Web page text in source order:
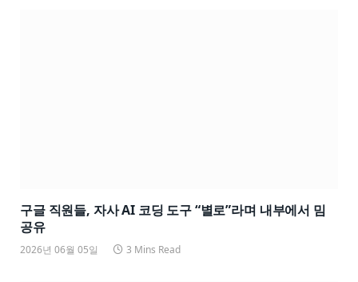
구글 직원들, 자사 AI 코딩 도구 “별로”라며 내부에서 밈
공유
2026년 06월 05일 3 Mins Read